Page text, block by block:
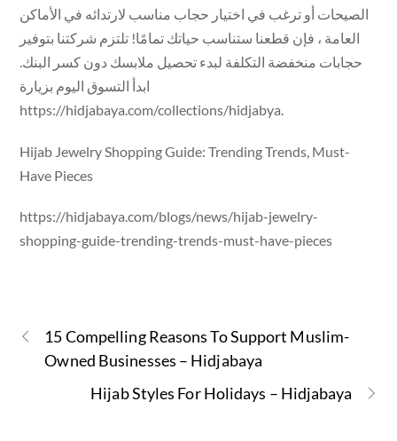
الصيحات أو ترغب في اختيار حجاب مناسب لارتدائه في الأماكن
العامة ، فإن قطعنا ستناسب حياتك تمامًا! تلتزم شركتنا بتوفير
حجابات منخفضة التكلفة لبدء تحصيل ملابسك دون كسر البنك.
ابدأ التسوق اليوم بزيارة
https://hidjabaya.com/collections/hidjabya.
Hijab Jewelry Shopping Guide: Trending Trends, Must-
Have Pieces
https://hidjabaya.com/blogs/news/hijab-jewelry-
shopping-guide-trending-trends-must-have-pieces
15 Compelling Reasons To Support Muslim-
Owned Businesses – Hidjabaya
Hijab Styles For Holidays – Hidjabaya